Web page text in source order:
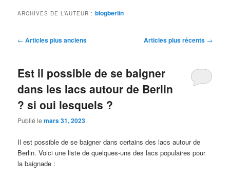
ARCHIVES DE L’AUTEUR : blogberlin
Navigation
← Articles plus anciens Articles plus récents →
Est il possible de se baigner
dans les lacs autour de Berlin
? si oui lesquels ?
Publié lemars 31, 2023
Il est possible de se baigner dans certains des lacs autour de
Berlin. Voici une liste de quelques-uns des lacs populaires pour
la baignade :